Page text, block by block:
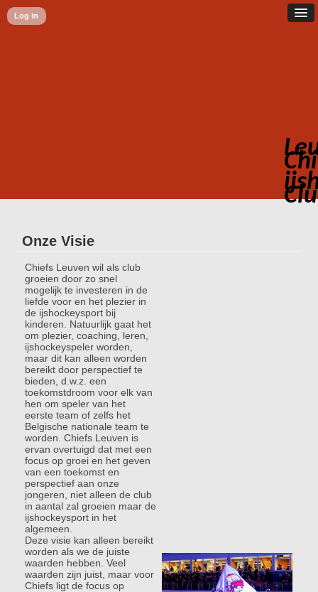
Log in
Onze Visie
Chiefs Leuven wil als club
groeien door zo snel
mogelijk te investeren in de
liefde voor en het plezier in
de ijshockeysport bij
kinderen. Natuurlijk gaat het
om plezier, coaching, leren,
ijshockeyspeler worden,
maar dit kan alleen worden
bereikt door perspectief te
bieden, d.w.z. een
toekomstdroom voor elk van
hen om speler van het
eerste team of zelfs het
Belgische nationale team te
worden. Chiefs Leuven is
ervan overtuigd dat met een
focus op groei en het geven
van een toekomst en
perspectief aan onze
jongeren, niet alleen de club
in aantal zal groeien maar de
ijshockeysport in het
algemeen.
Deze visie kan alleen bereikt
worden als we de juiste
waarden hebben. Veel
waarden zijn juist, maar voor
Chiefs ligt de focus op